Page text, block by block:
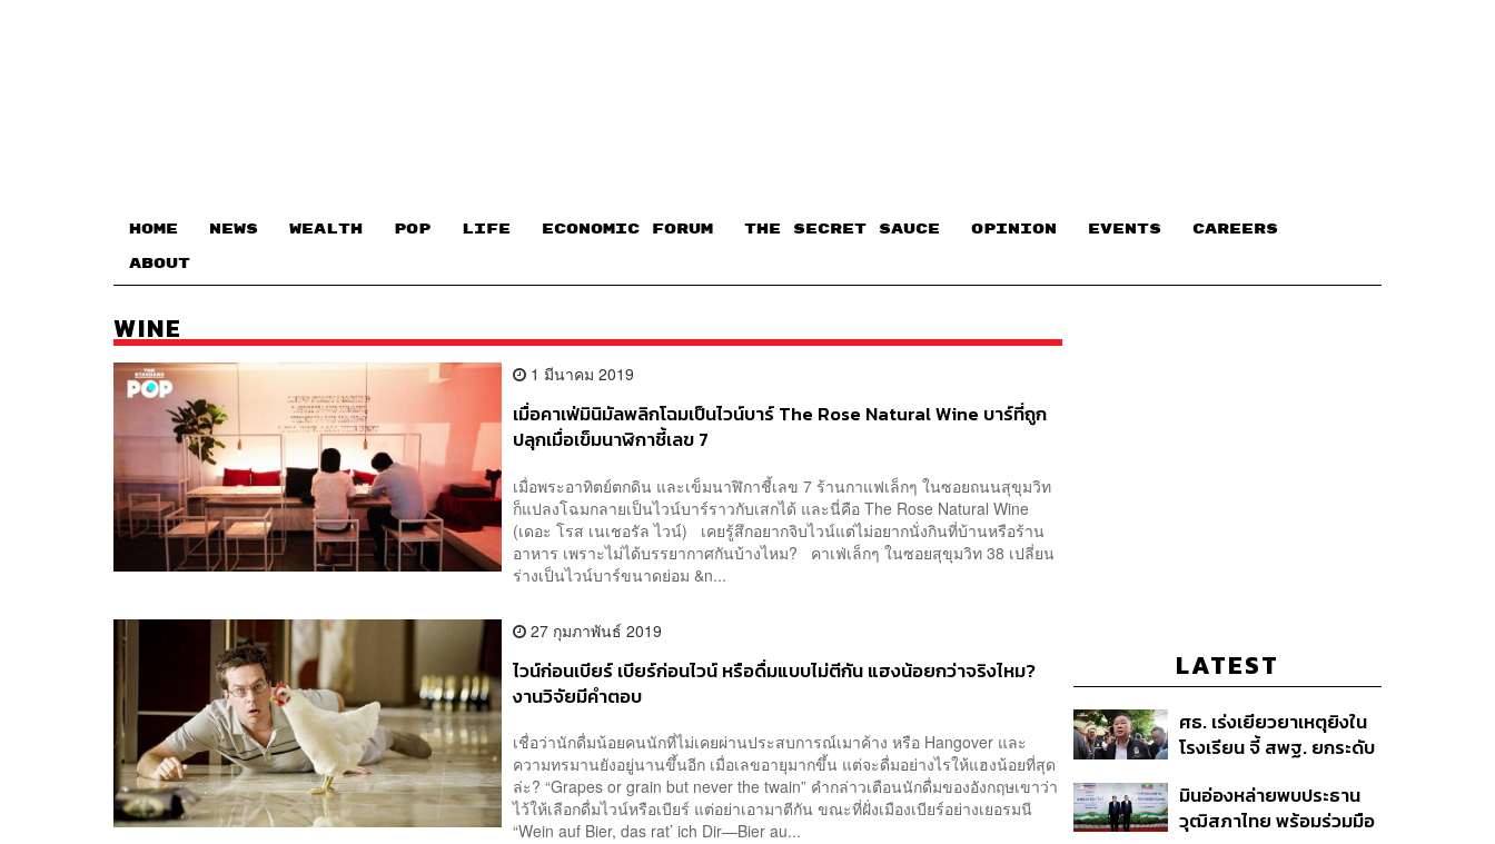
HOME NEWS WEALTH POP LIFE ECONOMIC FORUM THE SECRET SAUCE​ OPINION EVENTS CAREERS
ABOUT
WINE
1 มีนาคม 2019
เมื่อคาเฟ่มินิมัลพลิกโฉมเป็นไวน์บาร์ The Rose Natural Wine บาร์ที่ถูก
ปลุกเมื่อเข็มนาฬิกาชี้เลข 7
เมื่อพระอาทิตย์ตกดิน และเข็มนาฬิกาชี้เลข 7 ร้านกาแฟเล็กๆ ในซอยถนนสุขุมวิท
ก็แปลงโฉมกลายเป็นไวน์บาร์ราวกับเสกได้ และนี่คือ The Rose Natural Wine
(เดอะ โรส เนเชอรัล ไวน์) เคยรู้สึกอยากจิบไวน์แต่ไม่อยากนั่งกินที่บ้านหรือร้าน
อาหาร เพราะไม่ได้บรรยากาศกันบ้างไหม? คาเฟ่เล็กๆ ในซอยสุขุมวิท 38 เปลี่ยน
ร่างเป็นไวน์บาร์ขนาดย่อม &n...
27 กุมภาพันธ์ 2019
ไวน์ก่อนเบียร์ เบียร์ก่อนไวน์ หรือดื่มแบบไม่ตีกัน แฮงน้อยกว่าจริงไหม?
งานวิจัยมีคำตอบ
เชื่อว่านักดื่มน้อยคนนักที่ไม่เคยผ่านประสบการณ์เมาค้าง หรือ Hangover และ
ความทรมานยังอยู่นานขึ้นอีก เมื่อเลขอายุมากขึ้น แต่จะดื่มอย่างไรให้แฮงน้อยที่สุด
ล่ะ? “Grapes or grain but never the twain” คำกล่าวเตือนนักดื่มของอังกฤษเขาว่า
ไว้ให้เลือกดื่มไวน์หรือเบียร์ แต่อย่าเอามาตีกัน ขณะที่ฝั่งเมืองเบียร์อย่างเยอรมนี
“Wein auf Bier, das rat’ ich Dir—Bier au...
LATEST
ศธ. เร่งเยียวยาเหตุยิงใน
โรงเรียน จี้ สพฐ. ยกระดับ
ผบ.ตร. สั่งเช็กประวัติผู้ก่อ
เหตุ หลังพบยิงจุดตาย
มินอ่องหล่ายพบประธาน
วุฒิสภาไทย พร้อมร่วมมือ